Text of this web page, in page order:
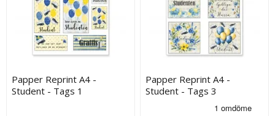
Papper Reprint A4 -
Student - Tags 1
Papper Reprint A4 -
Student - Tags 3